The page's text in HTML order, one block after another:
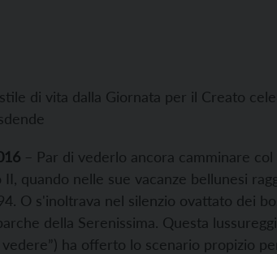
di vita dalla Giornata per il Creato
– Par di vederlo ancora camminare
quando nelle sue vacanze bellunesi
O s'inoltrava nel silenzio ovattato dei
della Serenissima. Questa
ha offerto lo scenario propizio